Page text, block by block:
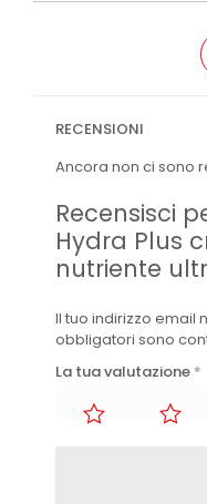
RECENSIONI
Ancora non ci sono
Recensisci
Hydra Plus
nutriente
Il tuo indirizzo email
obbligatori sono
La tua valutazione *